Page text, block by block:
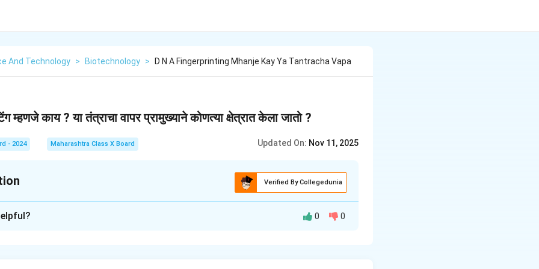
And Technology > Biotechnology > D N A Fingerprinting Mhanje Kay Ya Tantracha Vapa
म्हणजे काय ? या तंत्राचा वापर प्रामुख्याने कोणत्या क्षेत्रात केला जातो ?
- 2024 Maharashtra Class X Board Updated On: Nov 11, 2025
Verified By Collegedunia
0 0